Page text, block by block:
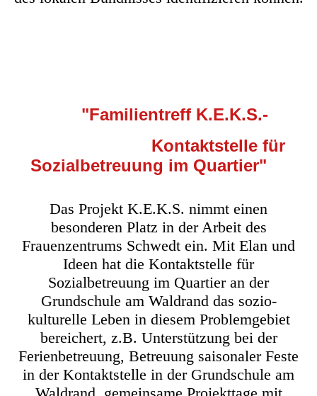
"Familientreff K.E.K.S.-
Kontaktstelle für
Sozialbetreuung im Quartier"
Das Projekt K.E.K.S. nimmt einen
besonderen Platz in der Arbeit des
Frauenzentrums Schwedt ein. Mit Elan und
Ideen hat die Kontaktstelle für
Sozialbetreuung im Quartier an der
Grundschule am Waldrand das sozio-
kulturelle Leben in diesem Problemgebiet
bereichert, z.B. Unterstützung bei der
Ferienbetreuung, Betreuung saisonaler Feste
in der Kontaktstelle in der Grundschule am
Waldrand, gemeinsame Projekttage mit